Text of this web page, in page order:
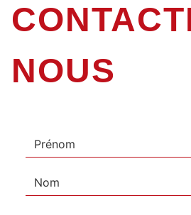
NOUS